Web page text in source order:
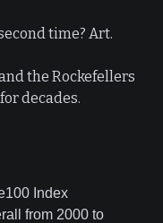
time? Art.
the Rockefellers
decades.
Index
from 2000 to